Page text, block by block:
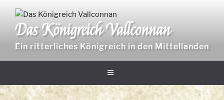
Inhalt
springenDas Königreich Vallconnan
Ein ritterliches Königreich in den Mittellanden